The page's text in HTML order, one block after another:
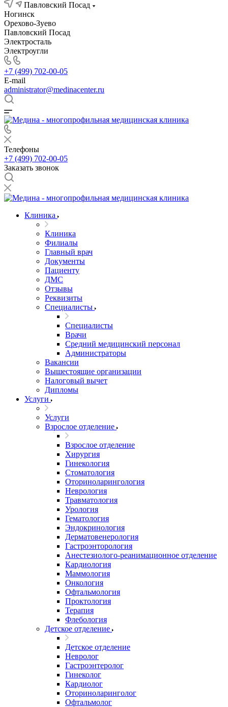
Павловский Посад
Ногинск
Орехово-Зуево
Павловский Посад
Электросталь
Электроугли
+7 (499) 702-00-05
E-mail
administrator@medinacenter.ru
Телефоны
+7 (499) 702-00-05
Заказать звонок
Клиника
Клиника
Филиалы
Главный врач
Документы
Пациенту
ДМС
Отзывы
Реквизиты
Специалисты
Специалисты
Врачи
Средний медицинский персонал
Администраторы
Вакансии
Вышестоящие организации
Налоговый вычет
Дипломы
Услуги
Услуги
Взрослое отделение
Взрослое отделение
Хирургия
Гинекология
Стоматология
Оториноларингология
Неврология
Травматология
Урология
Гематология
Эндокринология
Дерматовенерология
Гастроэнторология
Анестезиолого-реанимационное отделение
Кардиология
Маммология
Онкология
Офтальмология
Проктология
Терапия
Флебология
Детское отделение
Детское отделение
Невролог
Гастроэнтеролог
Гинеколог
Кардиолог
Оториноларинголог
Офтальмолог